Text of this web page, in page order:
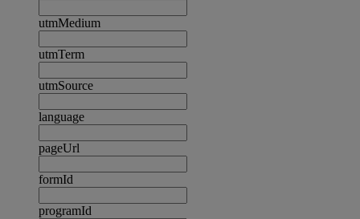
utmMedium
utmTerm
utmSource
language
pageUrl
formId
programId